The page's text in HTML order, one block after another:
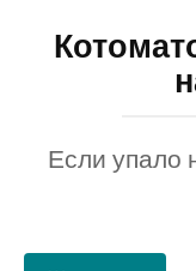
Если упало